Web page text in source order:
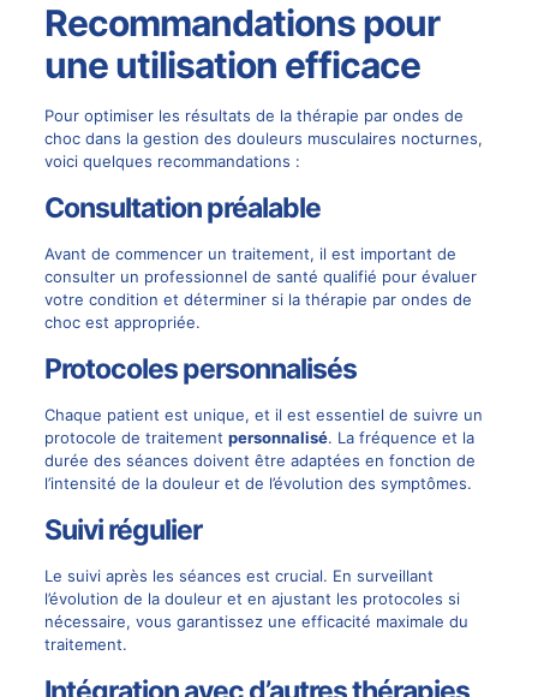
Recommandations pour
une utilisation efficace
Pour optimiser les résultats de la thérapie par ondes de
choc dans la gestion des douleurs musculaires nocturnes,
voici quelques recommandations :
Consultation préalable
Avant de commencer un traitement, il est important de
consulter un professionnel de santé qualifié pour évaluer
votre condition et déterminer si la thérapie par ondes de
choc est appropriée.
Protocoles personnalisés
Chaque patient est unique, et il est essentiel de suivre un
protocole de traitement personnalisé. La fréquence et la
durée des séances doivent être adaptées en fonction de
l’intensité de la douleur et de l’évolution des symptômes.
Suivi régulier
Le suivi après les séances est crucial. En surveillant
l’évolution de la douleur et en ajustant les protocoles si
nécessaire, vous garantissez une efficacité maximale du
traitement.